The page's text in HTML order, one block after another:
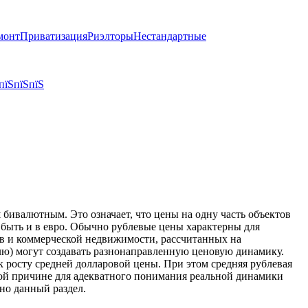
ПриватизацияРиэлторыНестандартные
Это означает, что цены на одну часть объектов
быть и в евро. Обычно рублевые цены характерны для
и коммерческой недвижимости, рассчитанных на
могут создавать разнонаправленную ценовую динамику.
средней долларовой цены. При этом средняя рублевая
причине для адекватного понимания реальной динамики
данный раздел.